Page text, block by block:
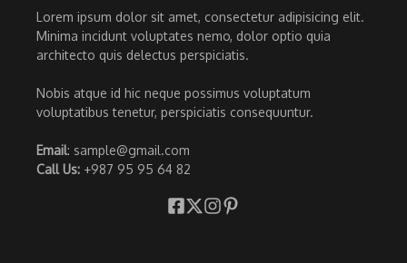
Lorem ipsum dolor sit amet, consectetur adipisicing elit.
Minima incidunt voluptates nemo, dolor optio quia
architecto quis delectus perspiciatis.
Nobis atque id hic neque possimus voluptatum
voluptatibus tenetur, perspiciatis consequuntur.
Email: sample@gmail.com
Call Us: +987 95 95 64 82